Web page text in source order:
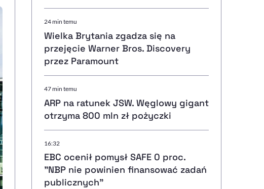
Deklaracja dostępności
24 min temu
Wielka Brytania zgadza się na
przejęcie Warner Bros. Discovery
przez Paramount
47 min temu
ARP na ratunek JSW. Węglowy gigant
otrzyma 800 mln zł pożyczki
16:32
EBC ocenił pomysł SAFE 0 proc.
"NBP nie powinien finansować zadań
publicznych"